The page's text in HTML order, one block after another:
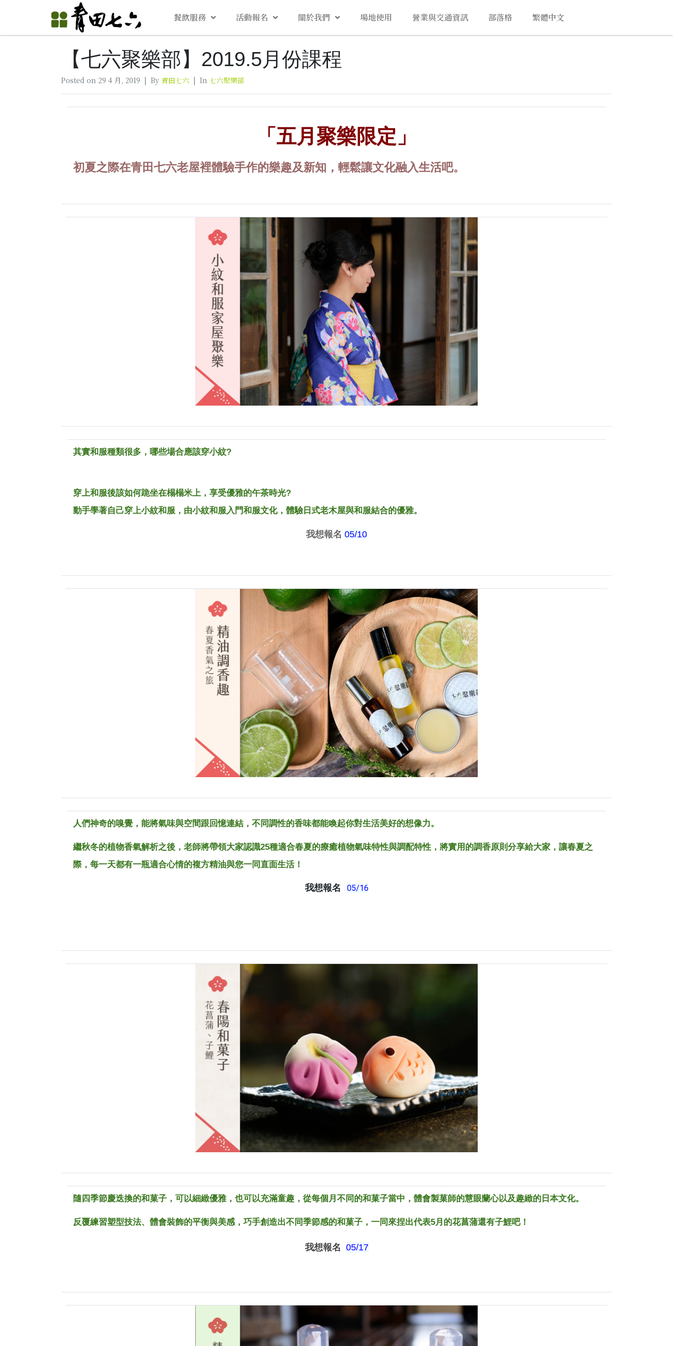
餐飲服務 活動報名 關於我們 場地使用 營業與交通資訊 部落格 繁體中文
【七六聚樂部】2019.5月份課程
Posted on 29 4 月, 2019 By 青田七六 In 七六聚樂部
「五月聚樂限定」
初夏之際在青田七六老屋裡體驗手作的樂趣及新知，輕鬆讓文化融入生活吧。
其實和服種類很多，哪些場合應該穿小紋?
穿上和服後該如何跪坐在榻榻米上，享受優雅的午茶時光?
動手學著自己穿上小紋和服，由小紋和服入門和服文化，體驗日式老木屋與和服結合的優雅。
我想報名 05/10
人們神奇的嗅覺，能將氣味與空間跟回憶連結，不同調性的香味都能喚起你對生活美好的想像力。
繼秋冬的植物香氣解析之後，老師將帶領大家認識25種適合春夏的療癒植物氣味特性與調配特性，將實用的調香原則分享給大家，讓春夏之
際，每一天都有一瓶適合心情的複方精油與您一同直面生活！
我想報名 05/16
隨四季節慶迭換的和菓子，可以細緻優雅，也可以充滿童趣，從每個月不同的和菓子當中，體會製菓師的慧眼蘭心以及趣緻的日本文化。
反覆練習塑型技法、體會裝飾的平衡與美感，巧手創造出不同季節感的和菓子，一同來捏出代表5月的花菖蒲還有子鯉吧！
我想報名 05/17